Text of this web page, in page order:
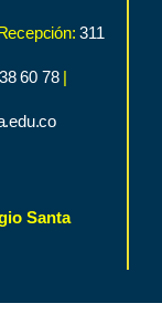
311
60 78 |
Santa